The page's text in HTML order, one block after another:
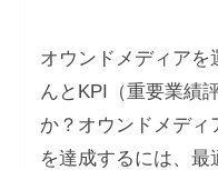
オウンドメディアを
んとKPI（重要業績
か？オウンドメデ
を達成するには、